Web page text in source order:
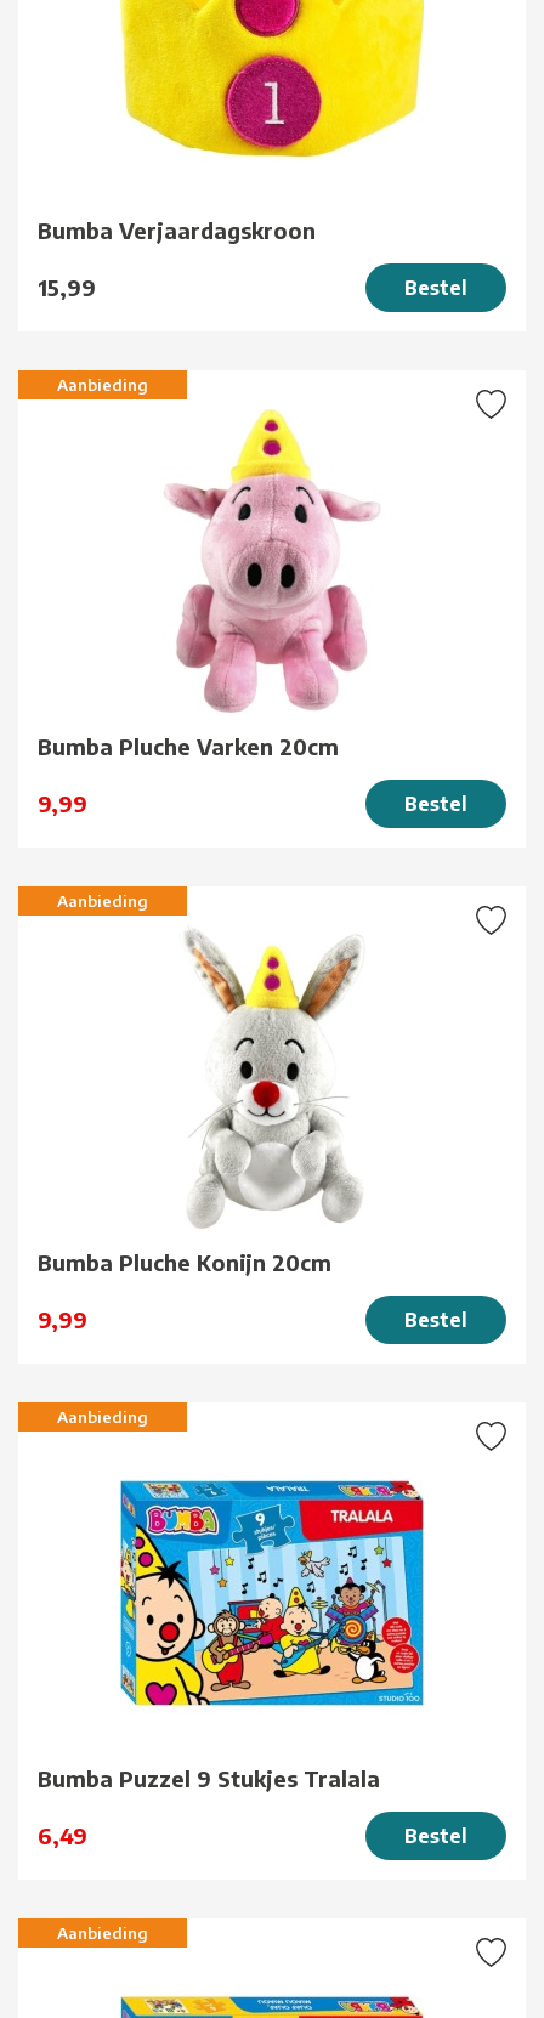
Bumba Verjaardagskroon
15,99 Bestel
Aanbieding
Bumba Pluche Varken 20cm
9,99 Bestel
Aanbieding
Bumba Pluche Konijn 20cm
9,99 Bestel
Aanbieding
Bumba Puzzel 9 Stukjes Tralala
6,49 Bestel
Aanbieding